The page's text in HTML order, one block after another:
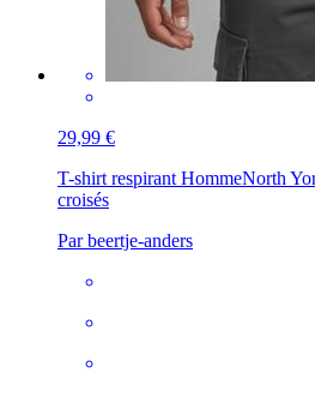
29,99 €
T-shirt respirant HommeNorth
croisés
Par beertje-anders